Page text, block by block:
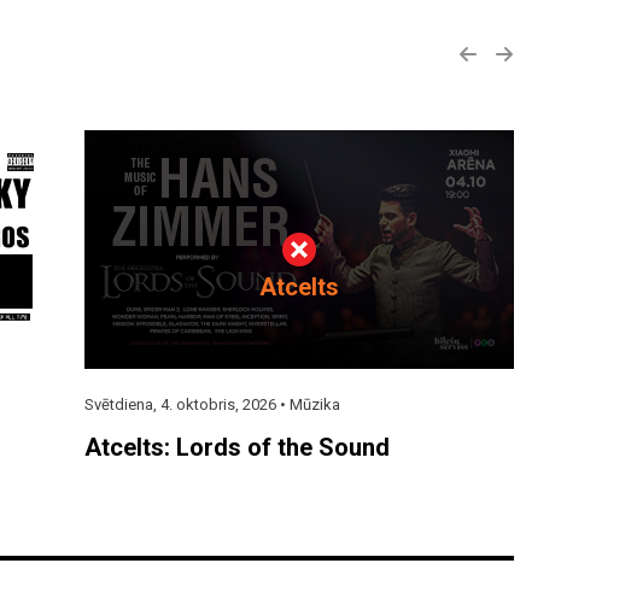
Atcelts
Svētdiena, 4. oktobris, 2026 • Mūzika
Atcelts: Lords of the Sound